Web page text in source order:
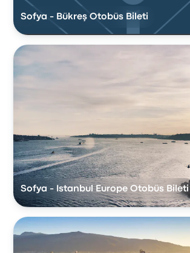
Sofya - Bükreş Otobüs Bileti
Sofya - Istanbul Europe Otobüs Bileti